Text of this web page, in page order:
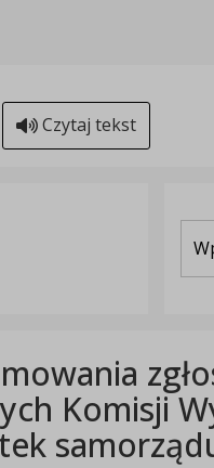
Czytaj tekst
Komisji